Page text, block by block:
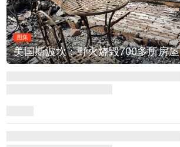
图集
美国斯波坎：野火烧毁700多所房屋